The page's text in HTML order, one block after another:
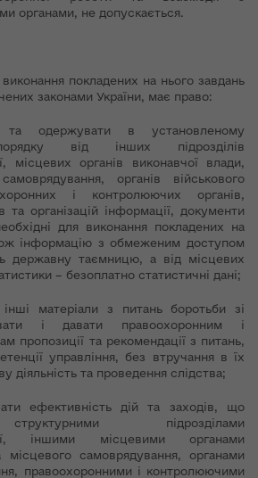
органами, не допускається.
покладених на нього завдань
законами України, має право:
та одержувати в установленому
від інших підрозділів
місцевих органів виконавчої влади,
органів військового
і контролюючих органів,
та організацій інформації, документи
для виконання покладених на
інформацію з обмеженим доступом
державну таємницю, а від місцевих
– безоплатно статистичні дані;
матеріали з питань боротьби зі
і давати правоохоронним і
пропозиції та рекомендації з питань,
управління, без втручання в їх
діяльність та проведення слідства;
ефективність дій та заходів, що
підрозділами
іншими місцевими органами
місцевого самоврядування, органами
правоохоронними і контролюючими